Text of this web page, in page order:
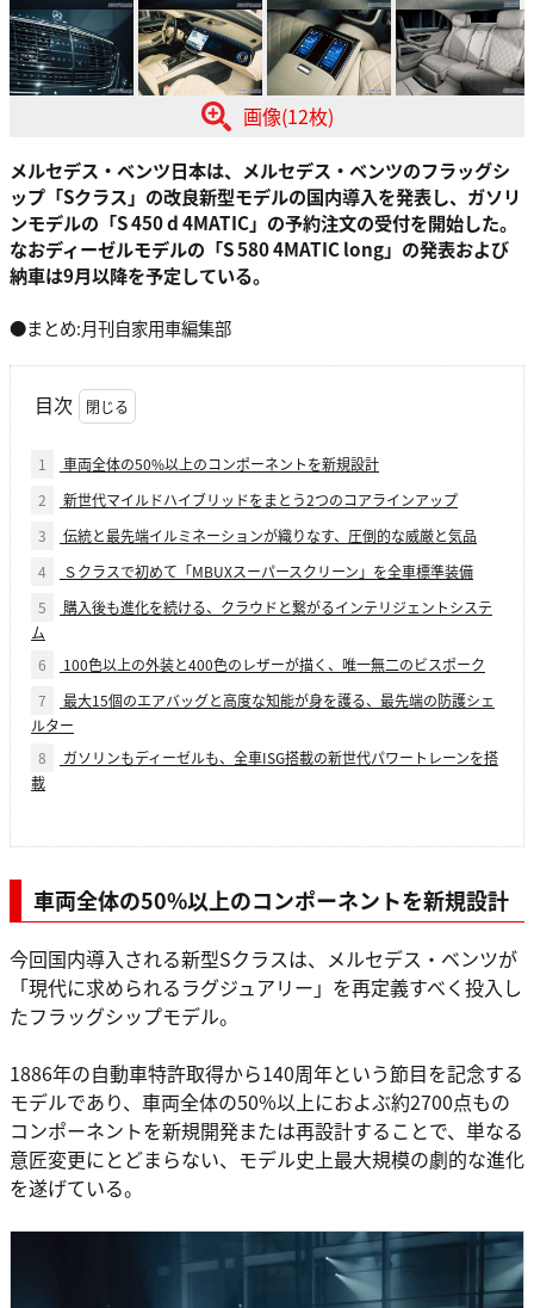
画像(12枚)
メルセデス・ベンツ日本は、メルセデス・ベンツのフラッグシ
ップ「Sクラス」の改良新型モデルの国内導入を発表し、ガソリ
ンモデルの「S 450 d 4MATIC」の予約注文の受付を開始した。
なおディーゼルモデルの「S 580 4MATIC long」の発表および
納車は9月以降を予定している。
●まとめ:月刊自家用車編集部
目次
1
車両全体の50%以上のコンポーネントを新規設計
2
新世代マイルドハイブリッドをまとう2つのコアラインアップ
3
伝統と最先端イルミネーションが織りなす、圧倒的な威厳と気品
4
Ｓクラスで初めて「MBUXスーパースクリーン」を全車標準装備
5
購入後も進化を続ける、クラウドと繋がるインテリジェントシステ
ム
6
100色以上の外装と400色のレザーが描く、唯一無二のビスポーク
7
最大15個のエアバッグと高度な知能が身を護る、最先端の防護シェ
ルター
8
ガソリンもディーゼルも、全車ISG搭載の新世代パワートレーンを搭
載
車両全体の50%以上のコンポーネントを新規設計
今回国内導入される新型Sクラスは、メルセデス・ベンツが
「現代に求められるラグジュアリー」を再定義すべく投入し
たフラッグシップモデル。
1886年の自動車特許取得から140周年という節目を記念する
モデルであり、車両全体の50%以上におよぶ約2700点もの
コンポーネントを新規開発または再設計することで、単なる
意匠変更にとどまらない、モデル史上最大規模の劇的な進化
を遂げている。